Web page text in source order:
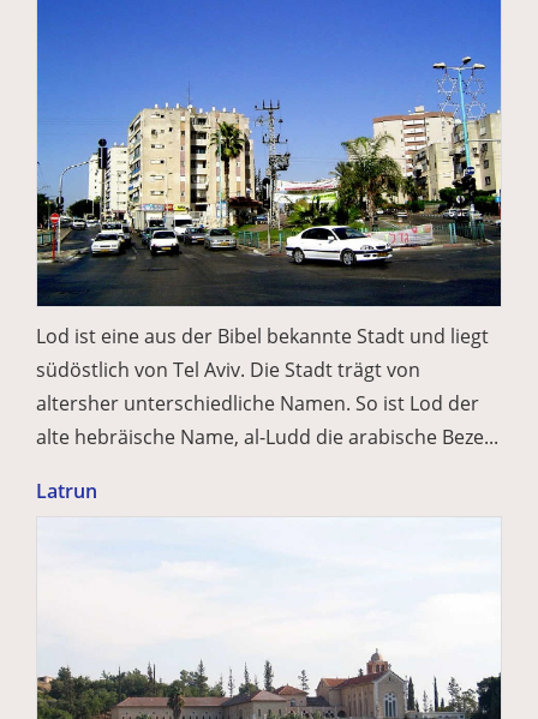
Lod ist eine aus der Bibel bekannte Stadt und liegt
südöstlich von Tel Aviv. Die Stadt trägt von
altersher unterschiedliche Namen. So ist Lod der
alte hebräische Name, al-Ludd die arabische Beze...
Latrun